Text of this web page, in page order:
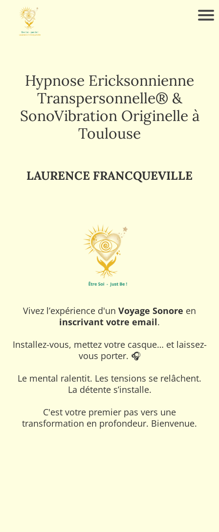
Hypnose Ericksonnienne
Transpersonnelle® &
SonoVibration Originelle à
Toulouse
LAURENCE FRANCQUEVILLE
Vivez l’expérience d'un Voyage Sonore en
inscrivant votre email.
Installez-vous, mettez votre casque… et laissez-
vous porter. 🎧
Le mental ralentit. Les tensions se relâchent.
La détente s’installe.
C'est votre premier pas vers une
transformation en profondeur. Bienvenue.